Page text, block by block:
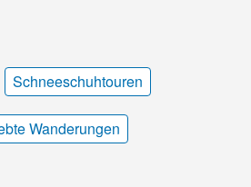
Schneeschuhtouren
Wanderungen